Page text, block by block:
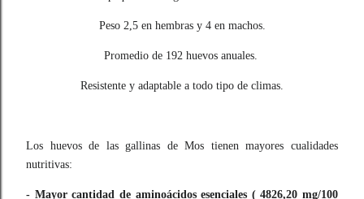
Peso 2,5 en hembras y 4 en machos.
Promedio de 192 huevos anuales.
Resistente y adaptable a todo tipo de climas.
Los huevos de las gallinas de Mos tienen mayores cualidades
nutritivas:
- Mayor cantidad de aminoácidos esenciales ( 4826,20 mg/100